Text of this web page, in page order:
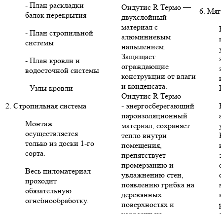
- План раскладки
балок перекрытия
- План стропильной
системы
- План кровли и
водосточной системы
- Узлы кровли
2. Стропильная система
Монтаж
осуществляется
только из доски 1-го
сорта.
Весь пиломатериал
проходит
обязательную
огнебиообработку.
Ондутис R Термо —
двухслойный
материал с
алюминиевым
напылением.
Защищает
ограждающие
конструкции от влаги
и конденсата.
Ондутис R Термо
- энергосберегающий
пароизоляционный
материал, сохраняет
тепло внутри
помещения,
препятствует
промерзанию и
увлажнению стен,
появлению грибка на
деревянных
поверхностях и
6.